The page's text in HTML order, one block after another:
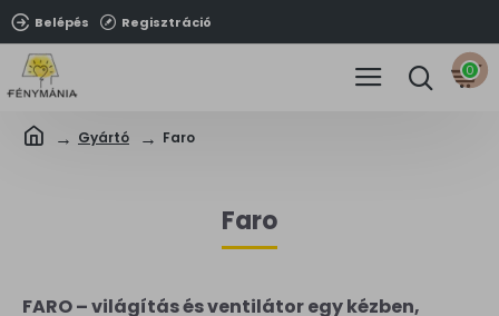
Belépés Regisztráció
0
Gyártó Faro
Faro
FARO – világítás és ventilátor egy kézben,